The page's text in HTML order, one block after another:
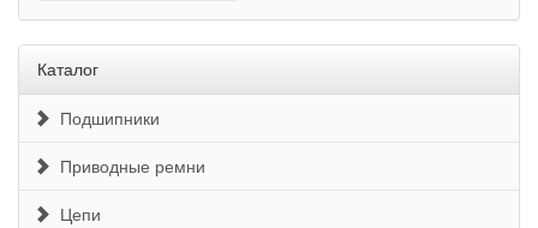
Каталог
Подшипники
Приводные ремни
Цепи